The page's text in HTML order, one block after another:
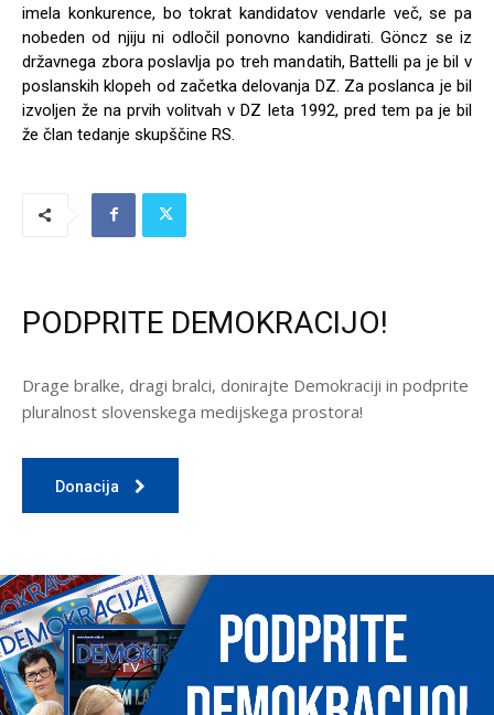
imela konkurence, bo tokrat kandidatov vendarle več, se pa
nobeden od njiju ni odločil ponovno kandidirati. Göncz se iz
državnega zbora poslavlja po treh mandatih, Battelli pa je bil v
poslanskih klopeh od začetka delovanja DZ. Za poslanca je bil
izvoljen že na prvih volitvah v DZ leta 1992, pred tem pa je bil
že član tedanje skupščine RS.
PODPRITE DEMOKRACIJO!
Drage bralke, dragi bralci, donirajte Demokraciji in podprite
pluralnost slovenskega medijskega prostora!
Donacija